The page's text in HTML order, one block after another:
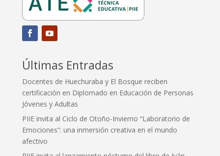
Últimas Entradas
Docentes de Huechuraba y El Bosque reciben
certificación en Diplomado en Educación de Personas
Jóvenes y Adultas
PIIE invita al Ciclo de Otoño-Invierno “Laboratorio de
Emociones”: una inmersión creativa en el mundo
afectivo